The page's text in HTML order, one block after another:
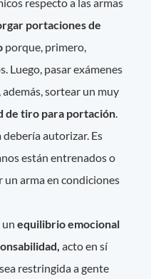
portaciones de
porque, primero,
Luego, pasar exámenes
sortear un muy
de tiro para portación
debería autorizar. Es
están entrenados o
arma en condiciones
unequilibrio emocional
acto en sí
restringida a gente